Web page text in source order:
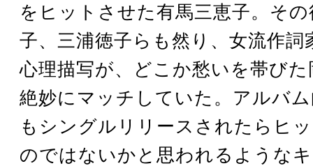
をヒットさせた有馬三恵子。そ
子、三浦徳子らも然り、女流作詞
心理描写が、どこか愁いを帯び
絶妙にマッチしていた。アルバ
もシングルリリースされたらヒ
のではないかと思われるような